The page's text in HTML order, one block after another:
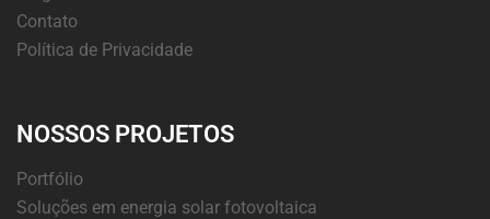
Contato
Política de Privacidade
NOSSOS PROJETOS
Portfólio
Soluções em energia solar fotovoltaica